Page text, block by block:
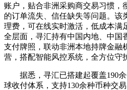
账户，贴合非洲采购商交易习惯，
的订单流失、信任缺失等问题。该
理费，可在线实时激活，低成本满
全层面，寻汇持有中国内地、中国
支付牌照，联动非洲本地持牌金融
营，搭配智能风控系统，全方位守
据悉，寻汇已搭建起覆盖190余
球收付体系，支持130余种币种交